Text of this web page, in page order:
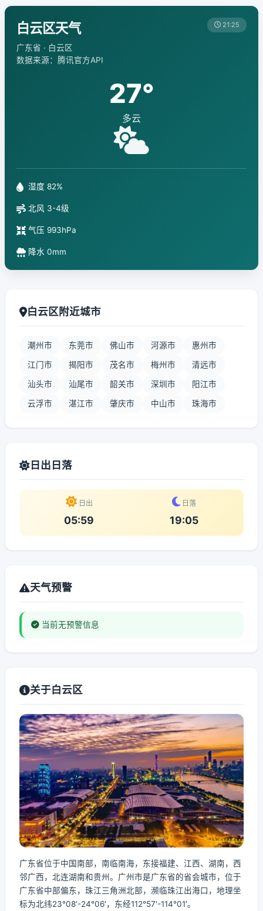
白云区天气
广东省 · 白云区
数据来源：腾讯官方API
21:25
27°
多云
湿度 82%
北风 3-4级
气压 993hPa
降水 0mm
白云区附近城市
潮州市 东莞市 佛山市 河源市 惠州市
江门市 揭阳市 茂名市 梅州市 清远市
汕头市 汕尾市 韶关市 深圳市 阳江市
云浮市 湛江市 肇庆市 中山市 珠海市
日出日落
日出
05:59
日落
19:05
天气预警
当前无预警信息
关于白云区
广东省位于中国南部，南临南海，东接福建、江西、湖南，西
邻广西，北连湖南和贵州。广州市是广东省的省会城市，位于
广东省中部偏东，珠江三角洲北部，濒临珠江出海口，地理坐
标为北纬23°08′-24°06′，东经112°57′-114°01′。